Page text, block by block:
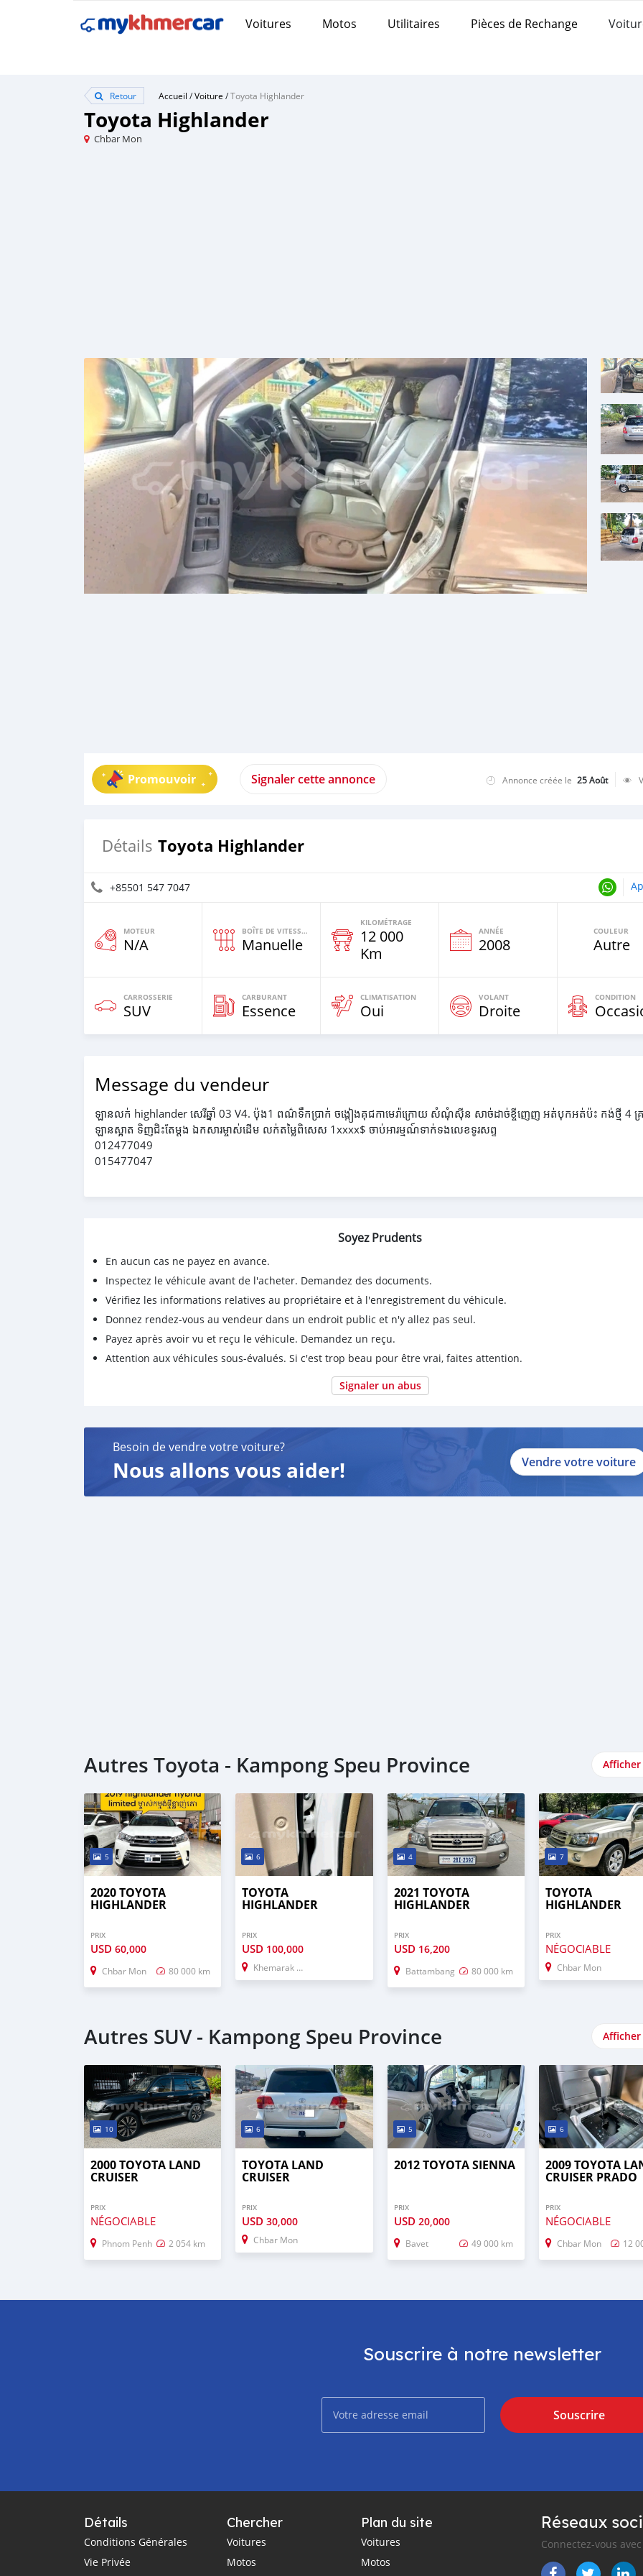
Voitures Motos Utilitaires Pièces de Rechange
Retour Accueil /Voiture /Toyota Highlander
Toyota Highlander
Chbar Mon
Promouvoir Signaler cette annonce Annonce créée le 25 Août
Détails Toyota Highlander
+85501 547 7047
MOTEUR
N/A
BOÎTE DE VITESSES
Manuelle
KILOMÉTRAGE
12 000
Km
ANNÉE
2008
COULEUR
Autre
CARROSSERIE
SUV
CARBURANT
Essence
CLIMATISATION
Oui
VOLANT
Droite
CONDITION
Message du vendeur
ឡានលក់ highlander សេរីឆ្នាំ 03 V4. ប៉ុង1 ពណ៌ទឹកប្រាក់ ចង្កៀងគុជកាមេរ៉ាក្រោយ សំណុំស៊ីន សាច់ដាច់ខ្ចីញេញ អត់បុកអត់ប៉ះ កង់ថ្មី 4 គ្
ឡានស្អាត ទិញជិះតែម្ដង ឯកសារម្ចាស់ដើម លក់តម្លៃពិសេស 1xxxx$ ចាប់អារម្មណ៍ទាក់ទងលេខទូរសព្ទ
012477049
015477047
Soyez Prudents
En aucun cas ne payez en avance.
Inspectez le véhicule avant de l'acheter. Demandez des documents.
Vérifiez les informations relatives au propriétaire et à l'enregistrement du véhicule.
Donnez rendez-vous au vendeur dans un endroit public et n'y allez pas seul.
Payez après avoir vu et reçu le véhicule. Demandez un reçu.
Attention aux véhicules sous-évalués. Si c'est trop beau pour être vrai, faites attention.
Signaler un abus
Besoin de vendre votre voiture?
Nous allons vous aider! Vendre votre voiture
Autres Toyota - Kampong Speu Province
5
2020 TOYOTA
HIGHLANDER
PRIX
USD 60,000
Chbar Mon 80 000 km
6
TOYOTA
HIGHLANDER
PRIX
USD 100,000
Khemarak Phoumin
4
2021 TOYOTA
HIGHLANDER
PRIX
USD 16,200
Battambang 80 000 km
7
TOYOTA
HIGHLANDER
PRIX
NÉGOCIABLE
Chbar Mon
Autres SUV - Kampong Speu Province
10
2000 TOYOTA LAND
CRUISER
PRIX
NÉGOCIABLE
Phnom Penh 2 054 km
6
TOYOTA LAND
CRUISER
PRIX
USD30,000
Chbar Mon
5
2012 TOYOTA SIENNA
PRIX
USD 20,000
Bavet 49 000 km
6
2009 TOYOTA
CRUISER PRADO
PRIX
NÉGOCIABLE
Chbar Mon 12
Souscrire à notre newsletter
Souscrire
Détails
Conditions Générales
Vie Privée
Chercher
Voitures
Motos
Plan du site
Voitures
Motos
Réseaux
Connectez-vous